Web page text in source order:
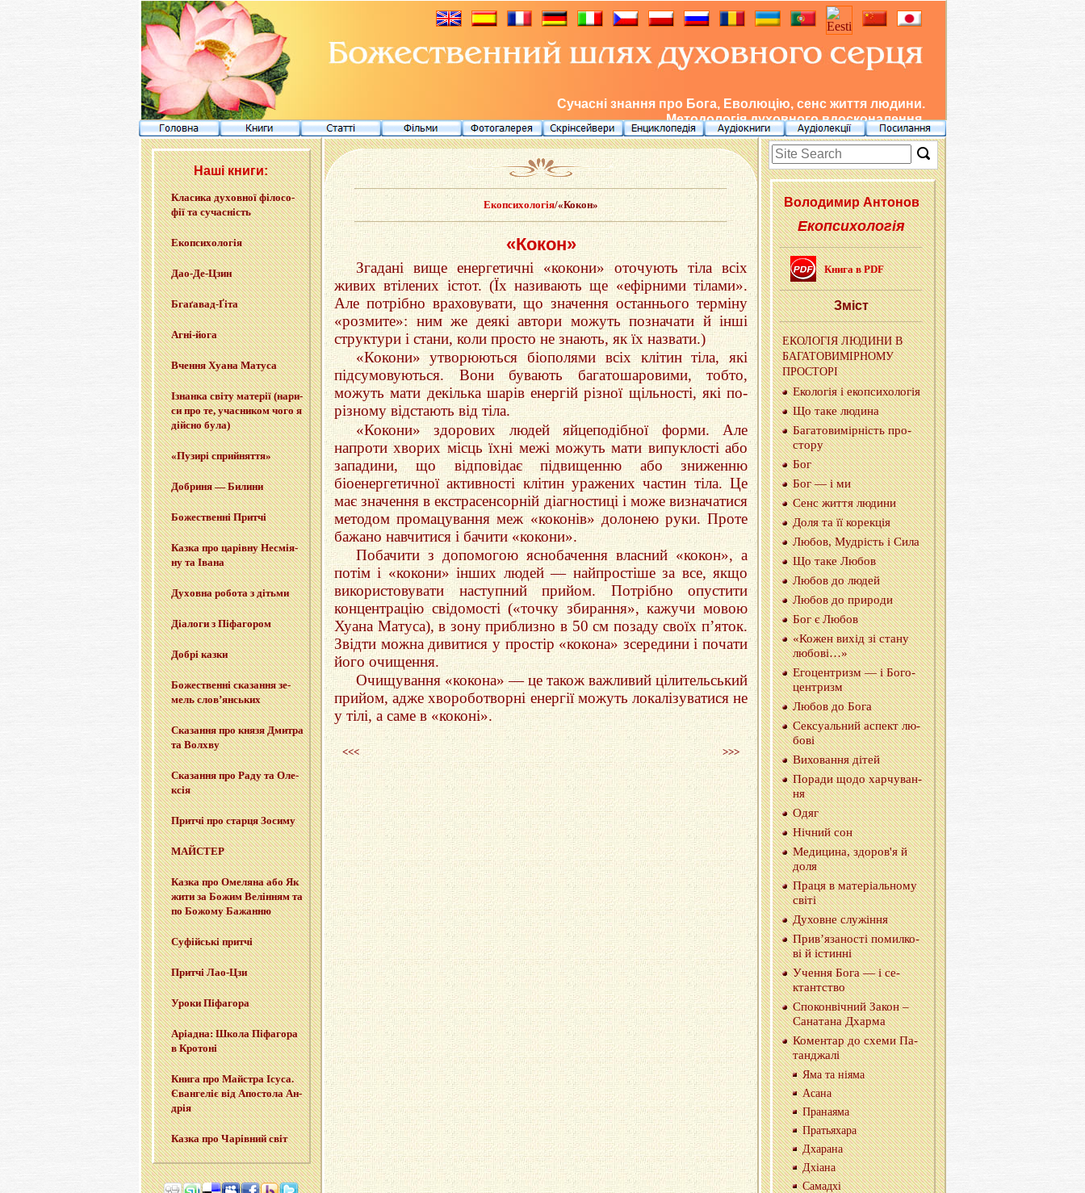
Сучасні знання про Бога, Еволюцію, сенс життя людини.
Методологія духовного вдосконалення.
Екопсихологія/«Кокон»
«Кокон»
Згадані вище енергетичні «кокони» оточують тіла всіх
живих втілених істот. (Їх називають ще «ефірними тілами».
Але потрібно враховувати, що значення останнього терміну
«розмите»: ним же деякі автори можуть позначати й інші
структури і стани, коли просто не знають, як їх назвати.)
«Кокони» утворюються біополями всіх клітин тіла, які
підсумовуються. Вони бувають багатошаровими, тобто,
можуть мати декілька шарів енергій різної щільності, які по-
різному відстають від тіла.
«Кокони» здорових людей яйцеподібної форми. Але
напроти хворих місць їхні межі можуть мати випуклості або
западини, що відповідає підвищенню або зниженню
біоенергетичної активності клітин уражених частин тіла. Це
має значення в екстрасенсорній діагностиці і може визначатися
методом промацування меж «коконів» долонею руки. Проте
бажано навчитися і бачити «кокони».
Побачити з допомогою яснобачення власний «кокон», а
потім і «кокони» інших людей — найпростіше за все, якщо
використовувати наступний прийом. Потрібно опустити
концентрацію свідомості («точку збирання», кажучи мовою
Хуана Матуса), в зону приблизно в 50 см позаду своїх п’яток.
Звідти можна дивитися у простір «кокона» зсередини і почати
його очищення.
Очищування «кокона» — це також важливий цілительський
прийом, адже хвороботворні енергії можуть локалізуватися не
у тілі, а саме в «коконі».
<<< >>>
Во­ло­ди­мир Ан­то­нов
Екопсихологія
Книга в PDF
Зміст
ЕКО­ЛО­ГIЯ ЛЮ­ДИ­НИ В
БА­ГА­ТО­ВИ­МIР­НО­МУ
ПРО­СТО­РI
Еко­ло­гія і еко­пси­хо­ло­гія
Що таке лю­ди­на
Ба­га­то­ви­мiр­нiсть про­
сто­ру
Бог
Бог — i ми
Сенс життя лю­ди­ни
Доля та її ко­ре­кція
Любов, Му­дрiсть i Сила
Що таке Любов
Любов до людей
Любов до при­ро­ди
Бог є Любов
«Кожен вихiд зi стану
лю­бо­вi…»
Его­цен­тризм — i Бо­го­
цен­тризм
Любов до Бога
Се­ксу­аль­ний аспект лю­
бо­вi
Ви­хо­ва­н­ня дітей
По­ра­ди щодо хар­чу­ва­н­
ня
Одяг
Нiчний сон
Ме­ди­ци­на, здо­ров'я й
доля
Праця в ма­те­рiаль­но­му
свiтi
Ду­хов­не слу­жi­н­ня
При­в’я­за­но­сті по­мил­ко­
вi й істин­ні
Уче­н­ня Бога — i се­
ктант­ство
Спо­кон­ві­чний Закон –
Са­на­та­на Дхар­ма
Ко­мен­тар до схеми Па­
тан­джа­лі
Яма та ніяма
Асана
Пра­на­я­ма
Пра­тья­ха­ра
Дха­ра­на
Дхі­а­на
Са­мад­хі
Наші книги:
Кла­си­ка ду­хов­ної фі­ло­со­
фії та су­ча­сність
Еко­пси­хо­ло­гія
Дао-Де-Цзин
Бга­ґа­вад-Ґі­та
Агні-йо­га
Вче­н­ня Хуана Ма­ту­са
Ізнан­ка світу ма­те­рії (на­ри­
си про те, уча­сни­ком чого я
дій­сно була)
«Пу­зи­рі сприйня­т­тя»
До­бри­ня — Би­ли­ни
Бо­же­ствен­ні При­тчі
Казка про ца­рів­ну Не­смі­я­
ну та Івана
Ду­хов­на ро­бо­та з ді­тьми
Діа­ло­ги з Пі­фа­го­ром
Добрі казки
Бо­же­ствен­ні ска­за­н­ня зе­
мель слов’­ян­ських
Ска­за­н­ня про князя Дми­тра
та Вол­хву
Ска­за­н­ня про Раду та Оле­
ксія
При­тчі про стар­ця Зо­си­му
МАЙ­СТЕР
Казка про Оме­ля­на або Як
жити за Божим Ве­лі­н­ням та
по Бо­жо­му Ба­жан­ню
Су­фій­ські при­тчі
При­тчі Лао-Цзи
Уроки Пі­фа­го­ра
Арі­а­дна: Школа Пі­фа­го­ра
в Кро­то­ні
Книга про Май­стра Ісуса.
Єван­ге­ліє від Апо­сто­ла Ан­
дрія
Казка про Ча­рів­ний світ